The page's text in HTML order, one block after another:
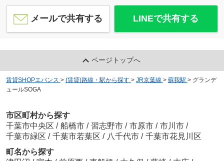
メールで共有する LINEで共有する
ページトップへ
賃貸SHOPエバンス > (賃貸)路線・駅から探す > JR京葉線 > 蘇我駅 > グランデ
ュールSOGA
市区町村から探す
千葉市中央区 / 船橋市 / 習志野市 / 市原市 / 市川市 /
千葉市緑区 / 千葉市若葉区 / 八千代市 / 千葉市花見川区
町名から探す